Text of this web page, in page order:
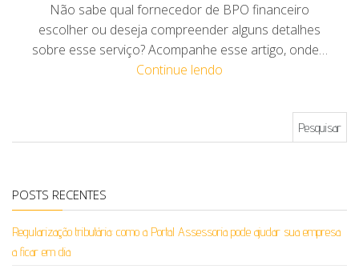
Não sabe qual fornecedor de BPO financeiro
escolher ou deseja compreender alguns detalhes
sobre esse serviço? Acompanhe esse artigo, onde…
Continue lendo
POSTS RECENTES
Regularização tributária: como a Portal Assessoria pode ajudar sua empresa
a ficar em dia